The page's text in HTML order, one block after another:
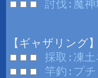
討伐:魔
【ギャザリング】
採取:凍
竿釣:プ